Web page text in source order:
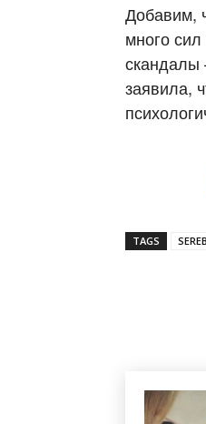
Добавим,
много
скандалы
заявила,
TAGS